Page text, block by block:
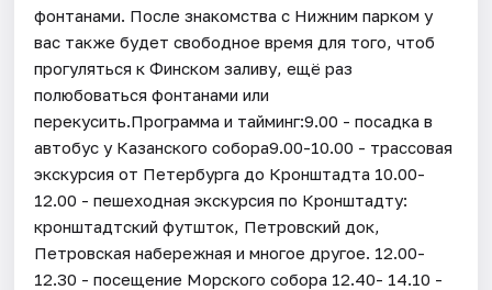
фонтанами. После знакомства с Нижним парком у
вас также будет свободное время для того, чтоб
прогуляться к Финском заливу, ещё раз
полюбоваться фонтанами или
перекусить.Программа и тайминг:9.00 - посадка в
автобус у Казанского собора9.00-10.00 - трассовая
экскурсия от Петербурга до Кронштадта 10.00-
12.00 - пешеходная экскурсия по Кронштадту:
кронштадтский футшток, Петровский док,
Петровская набережная и многое другое. 12.00-
12.30 - посещение Морского собора 12.40- 14.10 -